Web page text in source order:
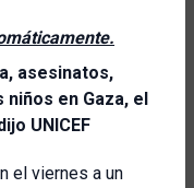
asesinatos,
en Gaza, el
UNICEF
el viernes a un